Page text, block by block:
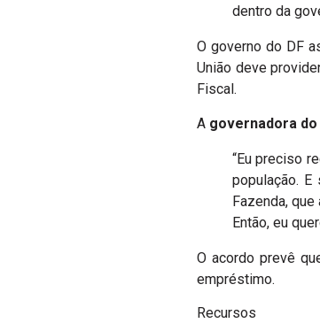
dentro da
O governo do DF
União deve
Fiscal.
A governadora do
“Eu preciso
população.
Fazenda,
Então, eu
O acordo prevê
empréstimo.
Recursos